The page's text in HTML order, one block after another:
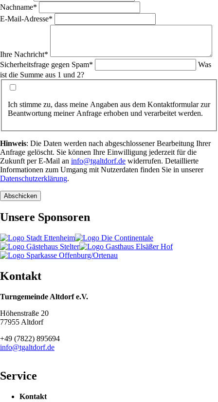
Pflichtfeld
Nachname*
Pflichtfeld
E-Mail-Adresse*
Ihre Nachricht*
Pflichtfeld
Sicherheitsfrage gegen Spam*
Was
ist die Summe aus 1 und 2?
Ich stimme zu, dass meine Angaben aus dem Kontaktformular zur
Beantwortung meiner Anfrage erhoben und verarbeitet werden.
Hinweis: Die Daten werden nach abgeschlossener Bearbeitung Ihrer
Anfrage gelöscht. Sie können Ihre Einwilligung jederzeit für die
Zukunft per E-Mail an info@tgaltdorf.de widerrufen. Detaillierte
Informationen zum Umgang mit Nutzerdaten finden Sie in unserer
Datenschutzerklärung.
Abschicken
Unsere Sponsoren
Kontakt
Turngemeinde Altdorf e.V.
Höhenstraße 20
77955 Altdorf
+49 (7822) 895694
info@tgaltdorf.de
Service
NavigationKontakt